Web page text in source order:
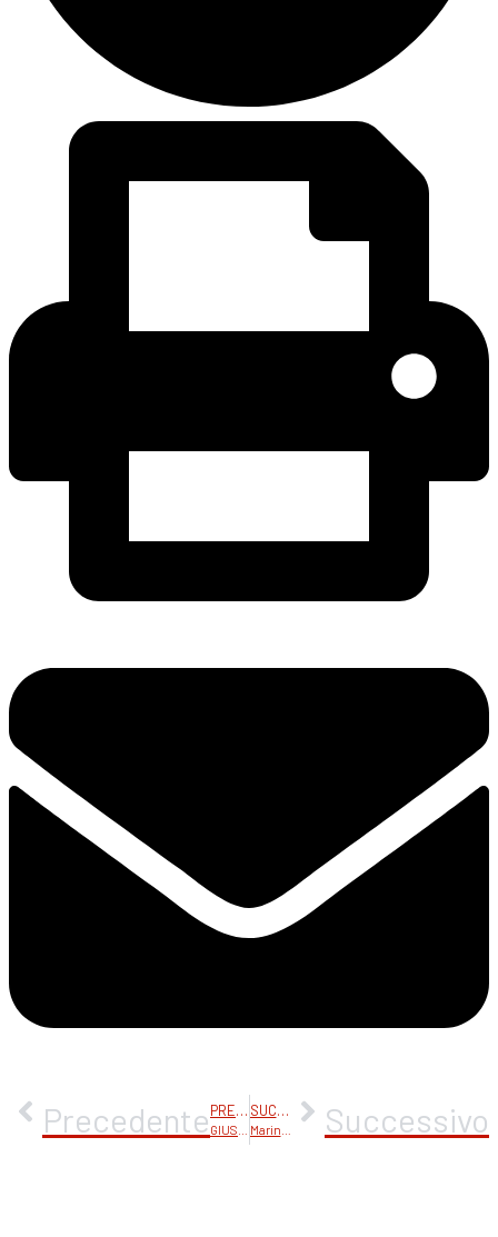
Precedente PRECEDENTE SUCCESSIVO Successivo